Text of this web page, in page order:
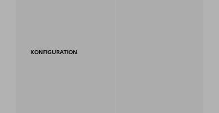
KONFIGURATION